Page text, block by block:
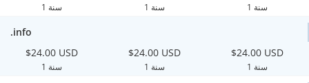
1 سنة 1 سنة 1 سنة
.info
$24.00 USD
1 سنة
$24.00 USD
1 سنة
$24.00 USD
1 سنة